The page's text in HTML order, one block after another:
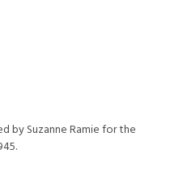
by Suzanne Ramie for the